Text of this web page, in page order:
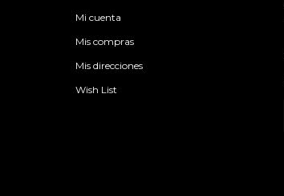
Mi cuenta
Mis compras
Mis direcciones
Wish List